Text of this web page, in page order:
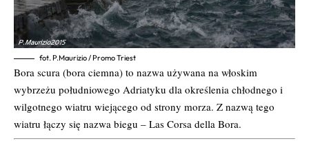
fot. P.Maurizio / Promo Triest
Bora scura (bora ciemna) to nazwa używana na włoskim
wybrzeżu południowego Adriatyku dla określenia chłodnego i
wilgotnego wiatru wiejącego od strony morza. Z nazwą tego
wiatru łączy się nazwa biegu – Las Corsa della Bora.